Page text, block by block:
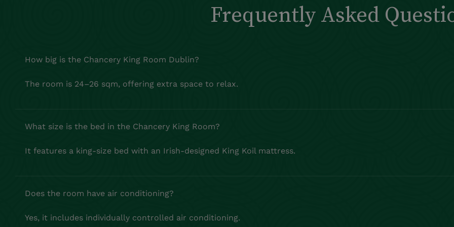
Frequently Asked
How big is the Chancery King Room Dublin?
The room is 24–26 sqm, offering extra space to relax.
What size is the bed in the Chancery King Room?
It features a king‑size bed with an Irish‑designed King Koil mattress.
Does the room have air conditioning?
Yes, it includes individually controlled air conditioning.